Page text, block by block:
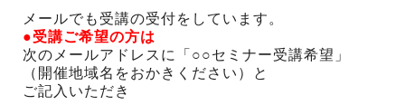
メールでも受講の受付をしています。
●受講ご希望の方は
次のメールアドレスに「○○セミナー受講希望」
（開催地域名をおかきください）と
ご記入いただき